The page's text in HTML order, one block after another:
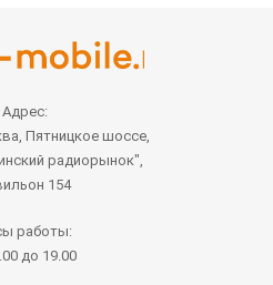
Адрес:
Пятницкое шоссе,
радиорынок",
154
работы:
до 19.00